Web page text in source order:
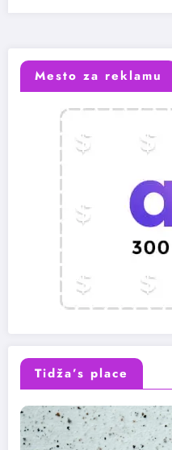
Mesto za reklamu
Tidža’s place